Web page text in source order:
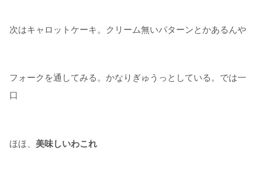
次はキャロットケーキ。クリーム無いパターンとかあるんや
フォークを通してみる。かなりぎゅうっとしている。では一
口
ほほ、 美味しいわこれ